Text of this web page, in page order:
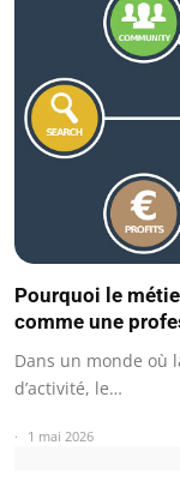
Pourquoi le
comme une
Dans un monde où
d’activité, le…
1 mai 2026